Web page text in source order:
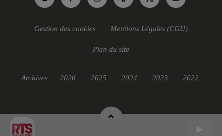
Gestion des cookies Mentions Légales (CGU)
Plan du site
Archives 2026 2025 2024 2023 2022